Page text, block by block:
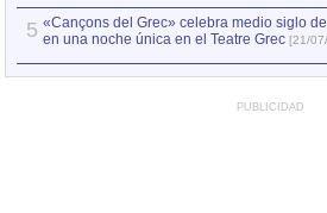
5 «Cançons del Grec» celebra medio siglo
en una noche única en el Teatre Grec [21/
PUBLICIDAD